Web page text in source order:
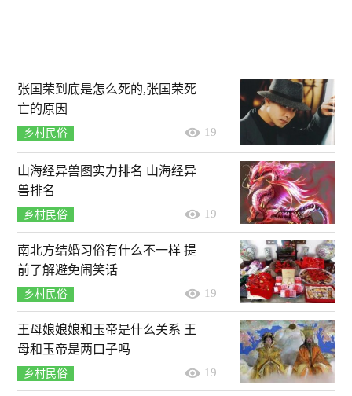
张国荣到底是怎么死的,张国荣死
亡的原因
乡村民俗 19
山海经异兽图实力排名 山海经异
兽排名
乡村民俗 19
南北方结婚习俗有什么不一样 提
前了解避免闹笑话
乡村民俗 19
王母娘娘娘和玉帝是什么关系 王
母和玉帝是两口子吗
乡村民俗 19